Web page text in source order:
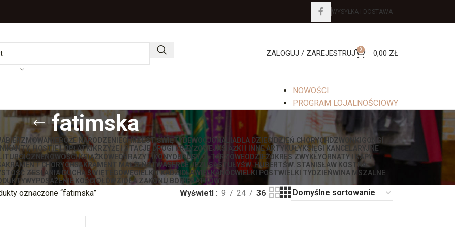
WYSYŁKA I DOSTAWA
ZALOGUJ / ZAREJESTRUJ 0 0,00 ZŁ
NOWOŚCI
PROGRAM LOJALNOŚCIOWY
fatimska
BIERZMOWANIE BOŻE NARODZENIECHRZEST ŚWIĘTYDEWOCJONALIADLA DZIECI DZIEŃ CHORYCH DZWONKI GONGI
HOSTIE I OPŁATKIKRZYŻE I STACJE DROGI KRZYŻOWEJKSIĄŻKI I INNE ARTYKUŁYKSIĘGI KANCELARYJNE
NOWOŚCI KSIĄŻKOWEOBRAZY I IKONYOBRUSY OŁTARZOWEODZIEŻOKRES ZWYKŁYORNATY I KAPY
CHORYCHSAKRAMENT MAŁŻEŃSTWASERCE JEZUSASTUŁYŚW. HUBERTŚW. STANISŁAW KOSTKA
ZESŁANIA DUCHA ŚWIĘTEGO WĘGIELKI I KADZIDŁAWIELKANOCWIELKI POSTWIELKI TYDZIEŃWINA MSZALNE
WYPOSAŻENIE KOŚCIOŁÓWZIOŁA ZAKONU BONIFRATRÓW
oznaczone “fatimska” Wyświetl 9 24 36